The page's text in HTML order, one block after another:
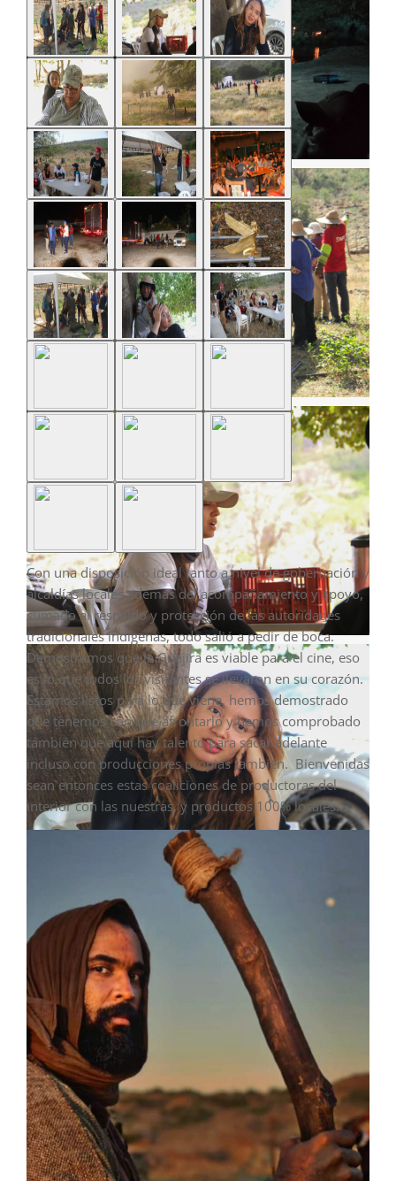
Con una disposición ideal tanto a nivel de gobernación y
alcaldías locales además del acompañamiento y apoyo,
sumado al respaldo y protección de las autoridades
tradicionales indígenas, todo salió a pedir de boca.
Demostramos que la Guajira es viable para el cine, eso
es lo que todos los visitantes se llevaron en su corazón.
Estamos listos para lo que viene, hemos demostrado
que tenemos con qué afrontarlo y hemos comprobado
también que aquí hay talento para sacar adelante
incluso con producciones propias también. Bienvenidas
sean entonces estas coaliciones de productoras del
interior con las nuestras, y productos 100% locales.